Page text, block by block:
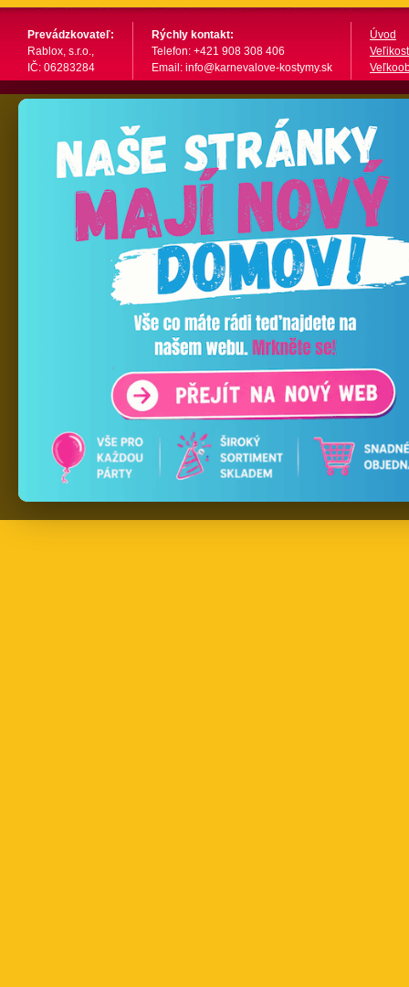
Prevádzkovateľ:
Rablox, s.r.o.,
IČ: 06283284
Rýchly kontakt:
Telefon: +421 908 308 406
Email: info@karnevalove-kostymy.sk
Úvod